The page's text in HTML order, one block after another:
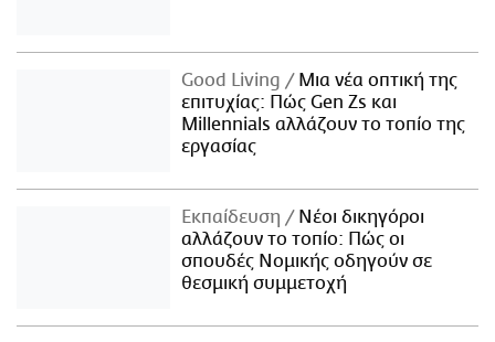
Good Living
Μια νέα οπτική της
επιτυχίας: Πώς Gen Zs και
Millennials αλλάζουν το τοπίο της
εργασίας
Εκπαίδευση
Νέοι δικηγόροι
αλλάζουν το τοπίο: Πώς οι
σπουδές Νομικής οδηγούν σε
θεσμική συμμετοχή